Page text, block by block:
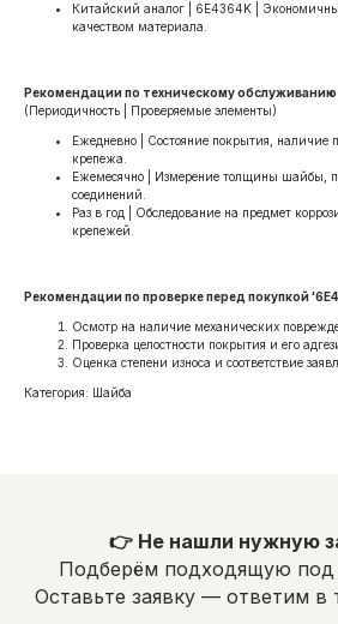
Китайский аналог | 6E4364K |
качеством материала.
Рекомендации по техническому
(Периодичность | Проверяемые элементы)
Ежедневно | Состояние покрытия, наличие
крепежа.
Ежемесячно | Измерение толщины шайбы,
соединений.
Раз в год | Обследование на предмет
крепежей.
Рекомендации по проверке перед покупкой
Осмотр на наличие механических
Проверка целостности покрытия и его
Оценка степени износа и соответствие
Категория: Шайба
👉 Не нашли нужную
Подберём подходящую под
Оставьте заявку — ответим в